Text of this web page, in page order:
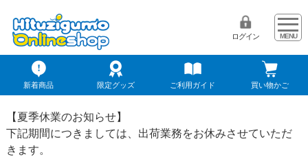
ログイン
新着商品 限定グッズ ご利用ガイド 買い物かご
【夏季休業のお知らせ】
下記期間につきましては、出荷業務をお休みさせていただ
きます。